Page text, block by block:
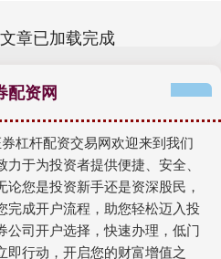
章已加载完成
配资网
杠杆配资交易网欢迎来到我们
于为投资者提供便捷、安全、
您是投资新手还是资深股民，
完成开户流程，助您轻松迈入投
公司开户选择，快速办理，低门
行动，开启您的财富增值之